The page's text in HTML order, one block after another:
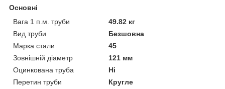
Основні
Вага 1 п.м. труби
49.82 кг
Вид труби
Безшовна
Марка стали
45
Зовнішній діаметр
121 мм
Оцинкована труба
Ні
Перетин труби
Кругле